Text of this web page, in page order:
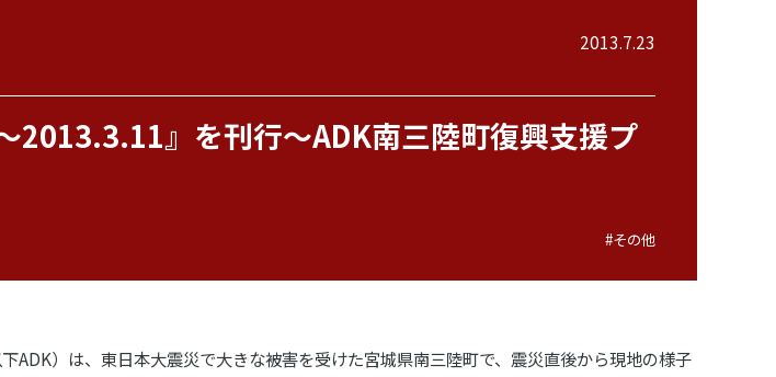
2013.7.23
』を刊行～ADK南三陸町復興支援プ
#その他
）は、東日本大震災で大きな被害を受けた宮城県南三陸町で、震災直後から現地の様子